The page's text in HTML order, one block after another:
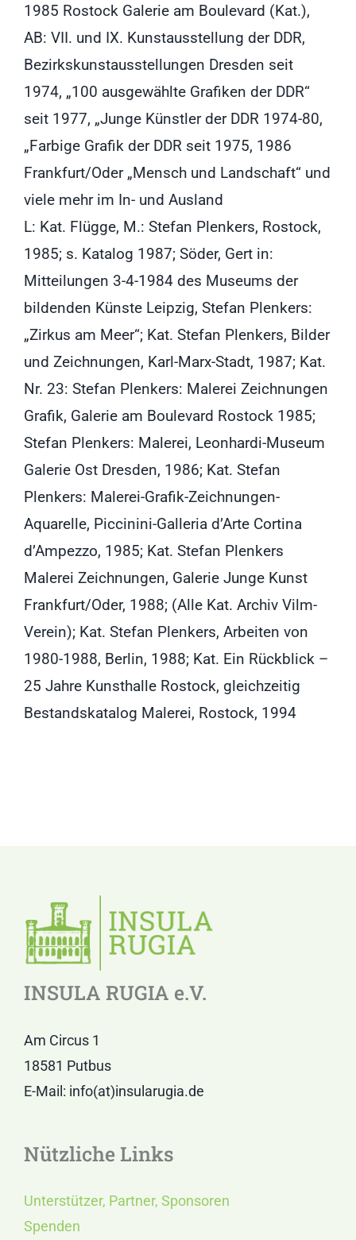
1985 Rostock Galerie am Boulevard (Kat.),
AB: VII. und IX. Kunstausstellung der DDR,
Bezirkskunstausstellungen Dresden seit
1974, „100 ausgewählte Grafiken der DDR“
seit 1977, „Junge Künstler der DDR 1974-80,
„Farbige Grafik der DDR seit 1975, 1986
Frankfurt/Oder „Mensch und Landschaft“ und
viele mehr im In- und Ausland
L: Kat. Flügge, M.: Stefan Plenkers, Rostock,
1985; s. Katalog 1987; Söder, Gert in:
Mitteilungen 3-4-1984 des Museums der
bildenden Künste Leipzig, Stefan Plenkers:
„Zirkus am Meer“; Kat. Stefan Plenkers, Bilder
und Zeichnungen, Karl-Marx-Stadt, 1987; Kat.
Nr. 23: Stefan Plenkers: Malerei Zeichnungen
Grafik, Galerie am Boulevard Rostock 1985;
Stefan Plenkers: Malerei, Leonhardi-Museum
Galerie Ost Dresden, 1986; Kat. Stefan
Plenkers: Malerei-Grafik-Zeichnungen-
Aquarelle, Piccinini-Galleria d’Arte Cortina
d’Ampezzo, 1985; Kat. Stefan Plenkers
Malerei Zeichnungen, Galerie Junge Kunst
Frankfurt/Oder, 1988; (Alle Kat. Archiv Vilm-
Verein); Kat. Stefan Plenkers, Arbeiten von
1980-1988, Berlin, 1988; Kat. Ein Rückblick –
25 Jahre Kunsthalle Rostock, gleichzeitig
Bestandskatalog Malerei, Rostock, 1994
INSULA RUGIA e.V.
Am Circus 1
18581 Putbus
E-Mail: info(at)insularugia.de
Nützliche Links
Unterstützer, Partner, Sponsoren
Spenden